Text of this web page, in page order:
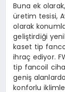
Buna ek
üretim tesisi,
olarak
geliştirdiği
kaset tip
ihraç ediyor.
tip fancoil
geniş
konforlu